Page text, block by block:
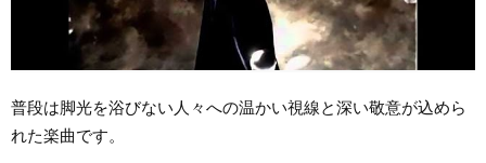
普段は脚光を浴びない人々への温かい視線と深い敬意が込めら
れた楽曲です。